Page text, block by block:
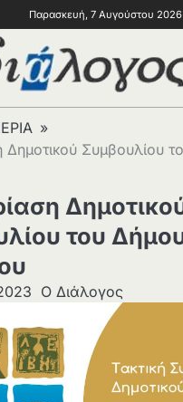
Παρασκευή, 7 Αυγούστου 2026
Δημοτικού Συμβουλίου
του
Ο Διάλογος